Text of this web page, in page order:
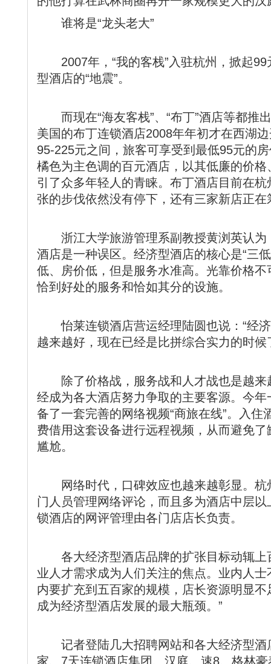
谁将是“龙头老大”
2007年，“我的客栈”入驻杭州，掀起99
型酒店的“地震”。
而现在“海友客栈”、“布丁”酒店等都推
美国的布丁连锁酒店2008年年初才在西湖
95-225元之间，旅客可享受到最低95元的
橘色为主色调的百元酒店，以其低廉的价
引了众多年轻人的青睐。布丁酒店目前在
张的步伐依然没有停下，还有三家新店正在
浙江大学旅游管理系副教授黄浏英认为
酒店是一种误区。经济型酒店的核心是“三
低、房价低，但是服务水准高。光靠价格
恰到好处的服务和恰如其分的设施。
怡莱连锁酒店营运经理陆圆也说：“经济
越来越好，现在已经是比拼综合实力的时候
除了价格战，服务战和人才战也是越来
经成为各大酒店努力争取的主要客源。今
备了一套完善的网络视频“商旅在线”。入住
费借用这套设备进行远程视频，从而避免
尴尬。
网络时代，口碑效应也越来越彰显。杭
门人员管理网络评论，而且多为酒店中层
锁酒店的网评管理由各门店店长负责。
各大经济型酒店品牌的扩张目标动辄上
业人才需求成为人们关注的焦点。业内人士
内要扩充到五百家的规模，店长资源明显
成为经济型酒店发展的最大瓶颈。”
记者登陆几大招聘网站和各大经济型酒
家、7天连锁酒店集团、汉庭、速8、格林